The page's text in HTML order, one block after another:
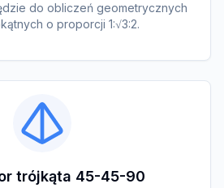
do obliczeń geometrycznych
o proporcji 1:√3:2.
trójkąta 45-45-90